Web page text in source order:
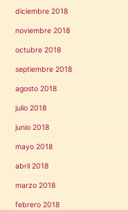
diciembre 2018
noviembre 2018
octubre 2018
septiembre 2018
agosto 2018
julio 2018
junio 2018
mayo 2018
abril 2018
marzo 2018
febrero 2018